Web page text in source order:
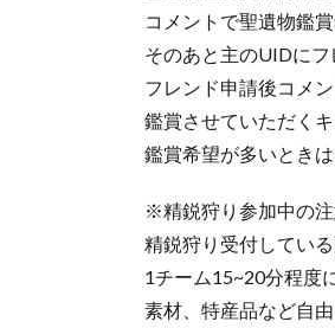
コメントで聖遺物鑑
そのあと主のUIDに
フレンド申請後コメ
鑑賞させていただく
鑑賞希望が多いとき
※精鋭狩り参加中の
精鋭狩り受付してい
1チーム15~20分程度
素材、特産品など自